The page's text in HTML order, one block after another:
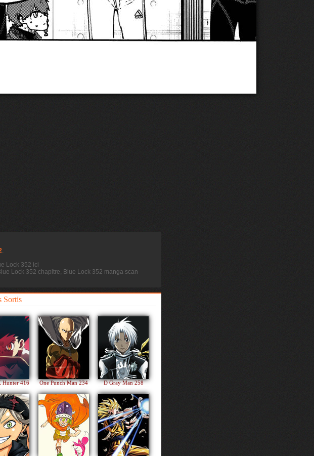
.
Lock 352 ici
Lock 352 chapitre, Blue Lock 352 manga scan
Sortis
Hunter 416 One Punch Man 234 D Gray Man 258